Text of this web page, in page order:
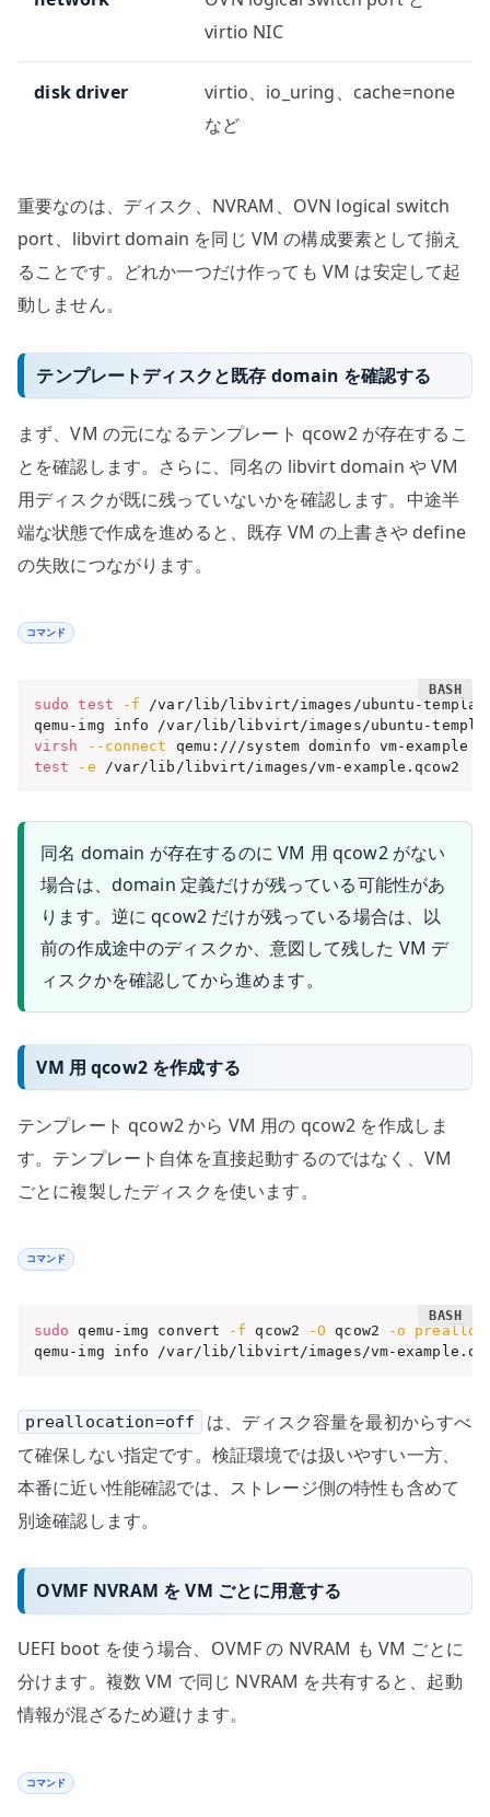
virtio NIC
disk driver
virtio、io_uring、cache=none
など
重要なのは、ディスク、NVRAM、OVN logical switch
port、libvirt domain を同じ VM の構成要素として揃え
ることです。どれか一つだけ作っても VM は安定して起
動しません。
テンプレートディスクと既存 domain を確認する
まず、VM の元になるテンプレート qcow2 が存在するこ
とを確認します。さらに、同名の libvirt domain や VM
用ディスクが既に残っていないかを確認します。中途半
端な状態で作成を進めると、既存 VM の上書きや define
の失敗につながります。
コマンド
sudo test -f /var/lib/libvirt/images/ubuntu-
virsh --connect
test
-e /var/lib/libvirt/images/vm-example.qcow2
同名 domain が存在するのに VM 用 qcow2 がない
場合は、domain 定義だけが残っている可能性があ
ります。逆に qcow2 だけが残っている場合は、以
前の作成途中のディスクか、意図して残した VM デ
ィスクかを確認してから進めます。
VM 用 qcow2 を作成する
テンプレート qcow2 から VM 用の qcow2 を作成しま
す。テンプレート自体を直接起動するのではなく、VM
ごとに複製したディスクを使います。
コマンド
sudo qemu-img convert -f qcow2 -O qcow2 -o
qemu-img info /var/lib/libvirt/images/vm-
preallocation=off
は、ディスク容量を最初からすべ
て確保しない指定です。検証環境では扱いやすい一方、
本番に近い性能確認では、ストレージ側の特性も含めて
別途確認します。
OVMF NVRAM を VM ごとに用意する
UEFI boot を使う場合、OVMF の NVRAM も VM ごとに
分けます。複数 VM で同じ NVRAM を共有すると、起動
情報が混ざるため避けます。
コマンド